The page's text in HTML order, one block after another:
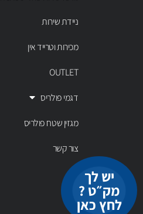
ניידת שירות
מכירות וטרייד אין
OUTLET
דגמי פולריס
מגזין שטח פולריס
צור קשר
יש לך
מק״ט ?
לחץ כאן